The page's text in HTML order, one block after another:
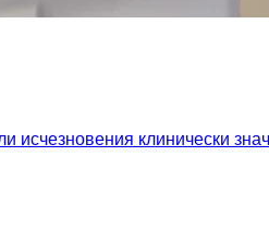
исчезновения клинически